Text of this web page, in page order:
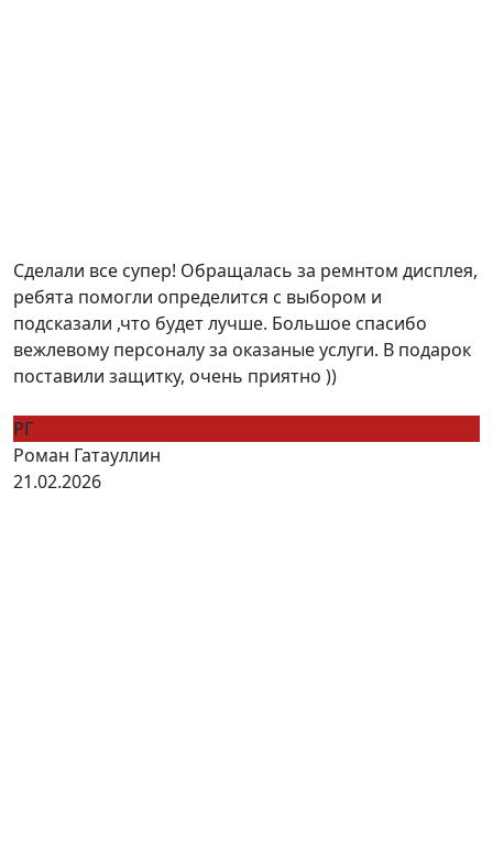
Сделали все супер! Обращалась за ремнтом дисплея,
ребята помогли определится с выбором и
подсказали ,что будет лучше. Большое спасибо
вежлевому персоналу за оказаные услуги. В подарок
поставили защитку, очень приятно ))
РГ
Роман Гатауллин
21.02.2026